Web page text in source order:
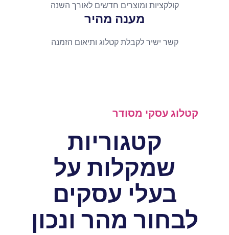
קולקציות ומוצרים חדשים לאורך השנה
מענה מהיר
קשר ישיר לקבלת קטלוג ותיאום הזמנה
קטלוג עסקי מסודר
קטגוריות
שמקלות על
בעלי עסקים
לבחור מהר ונכון